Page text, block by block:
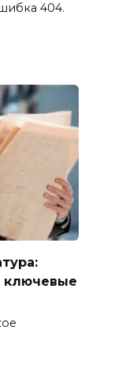
404.
ключевые